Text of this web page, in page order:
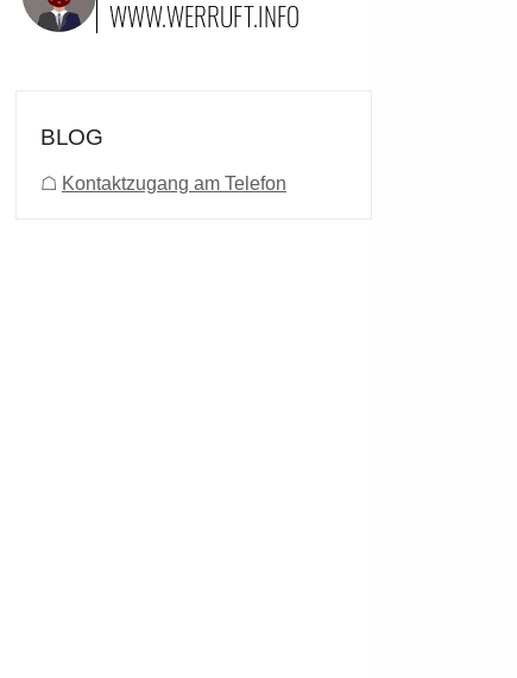
BLOG
☖ Kontaktzugang am Telefon